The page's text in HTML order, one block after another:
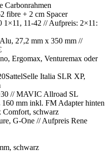
Carbonrahmen
fibre + 2 cm Spacer
11-42 // Aufpreis: 2×11:
27,2 mm x 350 mm //
Ergomax, Venturemax oder
Italia SLR XP,
// MAVIC Allroad SL
mm inkl. FM Adapter hinten
schwarz
G-One // Aufpreis Rene
schwarz